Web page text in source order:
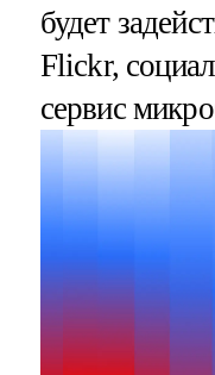
будет
Flickr,
сервис